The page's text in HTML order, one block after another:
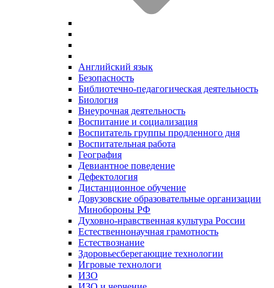
Английский язык
Безопасность
Библиотечно-педагогическая деятельность
Биология
Внеурочная деятельность
Воспитание и социализация
Воспитатель группы продленного дня
Воспитательная работа
География
Девиантное поведение
Дефектология
Дистанционное обучение
Довузовские образовательные организации
Минобороны РФ
Духовно‑нравственная культура России
Естественнонаучная грамотность
Естествознание
Здоровьесберегающие технологии
Игровые технологи
ИЗО